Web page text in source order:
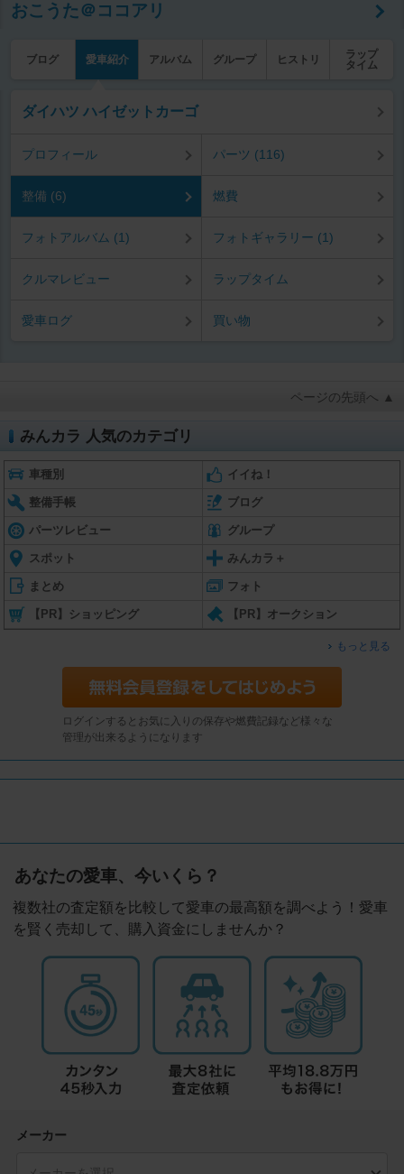
おこうた＠ココアリ
ブログ 愛車紹介 アルバム グループ ヒストリ
ラップ
タイム
ダイハツ ハイゼットカーゴ
プロフィール パーツ (116)
整備 (6) 燃費
フォトアルバム (1) フォトギャラリー (1)
クルマレビュー ラップタイム
愛車ログ 買い物
ページの先頭へ ▲
みんカラ 人気のカテゴリ
車種別 イイね！
整備手帳 ブログ
パーツレビュー グループ
スポット みんカラ＋
まとめ フォト
【PR】ショッピング 【PR】オークション
もっと見る
ログインするとお気に入りの保存や燃費記録など様々な
管理が出来るようになります
あなたの愛車、今いくら？
複数社の査定額を比較して愛車の最高額を調べよう！愛車
を賢く売却して、購入資金にしませんか？
メーカー